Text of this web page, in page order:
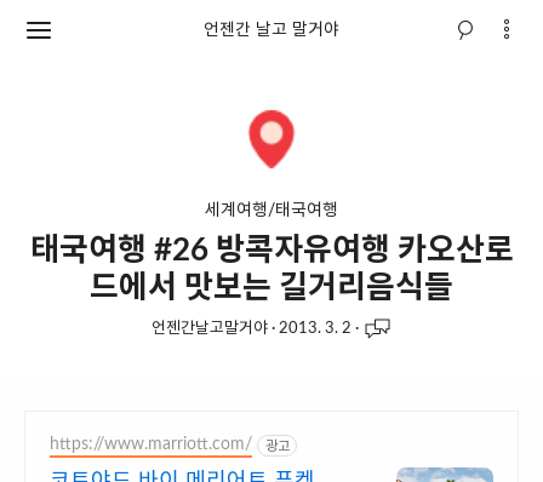
언젠간 날고 말거야
세계여행/태국여행
태국여행 #26 방콕자유여행 카오산로
드에서 맛보는 길거리음식들
언젠간날고말거야· 2013. 3. 2 ·
https://www.marriott.com/ 광고